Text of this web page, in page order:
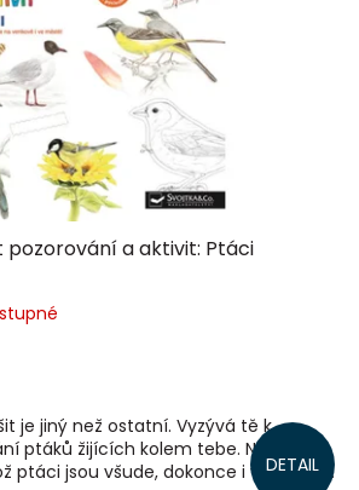
pozorování a aktivit: Ptáci
DETAIL
je jiný než ostatní. Vyzývá tě k
ptáků žijících kolem tebe. Není nic
ptáci jsou všude, dokonce i ve městě.